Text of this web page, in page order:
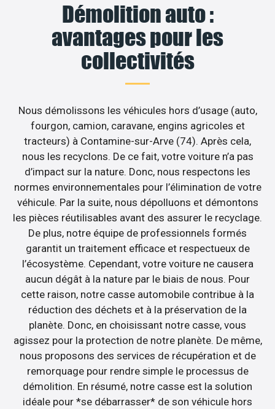
Démolition auto :
avantages pour les
collectivités
Nous démolissons les véhicules hors d’usage (auto,
fourgon, camion, caravane, engins agricoles et
tracteurs) à Contamine-sur-Arve (74). Après cela,
nous les recyclons. De ce fait, votre voiture n’a pas
d’impact sur la nature. Donc, nous respectons les
normes environnementales pour l’élimination de votre
véhicule. Par la suite, nous dépolluons et démontons
les pièces réutilisables avant des assurer le recyclage.
De plus, notre équipe de professionnels formés
garantit un traitement efficace et respectueux de
l’écosystème. Cependant, votre voiture ne causera
aucun dégât à la nature par le biais de nous. Pour
cette raison, notre casse automobile contribue à la
réduction des déchets et à la préservation de la
planète. Donc, en choisissant notre casse, vous
agissez pour la protection de notre planète. De même,
nous proposons des services de récupération et de
remorquage pour rendre simple le processus de
démolition. En résumé, notre casse est la solution
idéale pour *se débarrasser* de son véhicule hors